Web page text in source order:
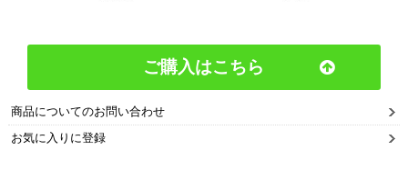
ご購入はこちら
商品についてのお問い合わせ
お気に入りに登録